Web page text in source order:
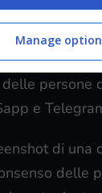
da non
ci fossero
persone
e
di una
delle
Manage